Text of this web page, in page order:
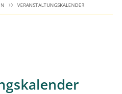
VERANSTALTUNGSKALENDER